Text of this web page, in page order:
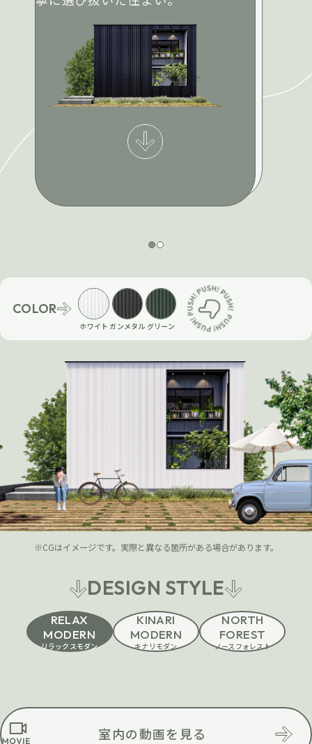
COLOR
ホワイト ガンメタル グリーン
※CGはイメージです。実際と異なる箇所がある場合があります。
DESIGN STYLE
RELAX
MODERN
リラックスモダン
KINARI
MODERN
キナリモダン
NORTH
FOREST
ノースフォレスト
室内の動画を見る